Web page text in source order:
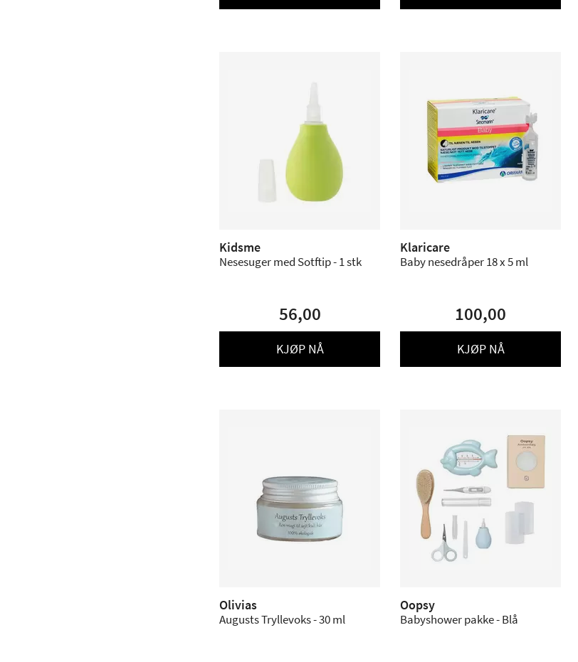
Kidsme
Nesesuger med Sotftip - 1 stk
56,00
KJØP NÅ
Klaricare
Baby nesedråper 18 x 5 ml
100,00
KJØP NÅ
Olivias
Augusts Tryllevoks - 30 ml
Oopsy
Babyshower pakke - Blå